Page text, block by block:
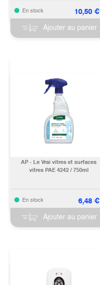
En stock 10,50€
Ajouter au panier
AP - Le Vrai vitres et surfaces
vitres PAE 4242 / 750ml
En stock 6,48€
Ajouter au panier